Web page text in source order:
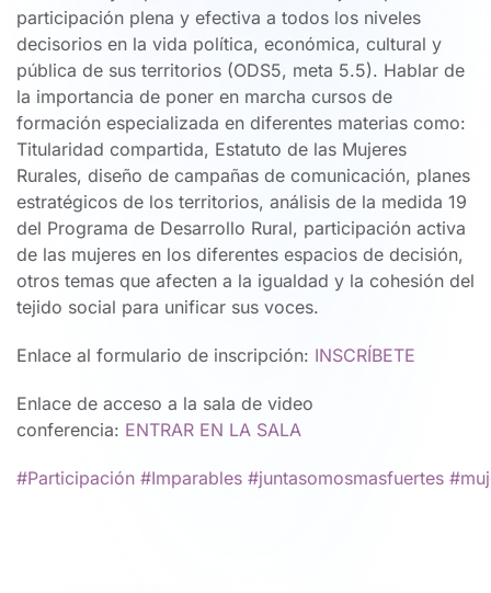
participación plena y efectiva a todos los niveles
decisorios en la vida política, económica, cultural y
pública de sus territorios (ODS5, meta 5.5). Hablar de
la importancia de poner en marcha cursos de
formación especializada en diferentes materias como:
Titularidad compartida, Estatuto de las Mujeres
Rurales, diseño de campañas de comunicación, planes
estratégicos de los territorios, análisis de la medida 19
del Programa de Desarrollo Rural, participación activa
de las mujeres en los diferentes espacios de decisión,
otros temas que afecten a la igualdad y la cohesión del
tejido social para unificar sus voces.
Enlace al formulario de inscripción: INSCRÍBETE
Enlace de acceso a la sala de video
conferencia: ENTRAR EN LA SALA
#Participación #Imparables #juntasomosmasfuertes